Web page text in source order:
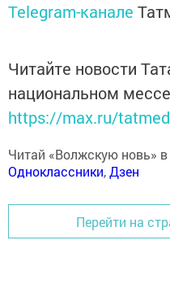
Telegram-канале
Читайте новости
национальном
https://max.ru/
Читай «Волжскую новь» в
Одноклассники,Дзен
Перейти на